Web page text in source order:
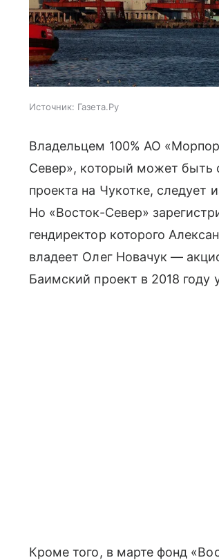
Источник: Газета.Ру
Владельцем 100% АО
Север», который может быть
проекта на Чукотке, следует
Но «Восток-Север»
гендиректор которого
владеет Олег Новачук —
Баимский проект в 2018
Кроме того, в марте фонд